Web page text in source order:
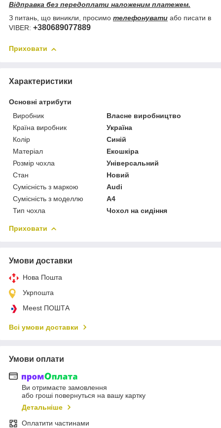
Відправка без передоплати наложеним платежем.
З питань, що виникли, просимо телефонувати або писати в
VIBER: +380689077889
Приховати
Характеристики
Основні атрибути
Виробник
Власне виробництво
Країна виробник
Україна
Колір
Синій
Матеріал
Екошкіра
Розмір чохла
Універсальний
Стан
Новий
Сумісність з маркою
Audi
Сумісність з моделлю
A4
Тип чохла
Чохол на сидіння
Приховати
Умови доставки
Нова Пошта
Укрпошта
Meest ПОШТА
Всі умови доставки
Умови оплати
Ви отримаєте замовлення
або гроші повернуться на вашу картку
Детальніше
Оплатити частинами